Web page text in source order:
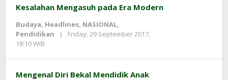
Kesalahan Mengasuh pada Era Modern
Budaya, Headlines, NASIONAL,
Pendidikan
Friday, 29 September 2017,
18:10 WIB
Prawiranegara
Mengenal Diri Bekal Mendidik Anak